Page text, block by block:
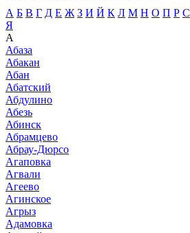
А Б В Г Д Е Ж З И Й К Л М Н О П Р С
Я
А
Абаза
Абакан
Абан
Абатский
Абдулино
Абезь
Абинск
Абрамцево
Абрау-Дюрсо
Агаповка
Агвали
Агеево
Агинское
Агрыз
Адамовка